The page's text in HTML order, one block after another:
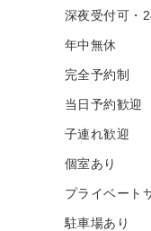
深夜受付可・
年中無休
完全予約制
当日予約歓迎
子連れ歓迎
個室あり
プライベート
駐車場あり